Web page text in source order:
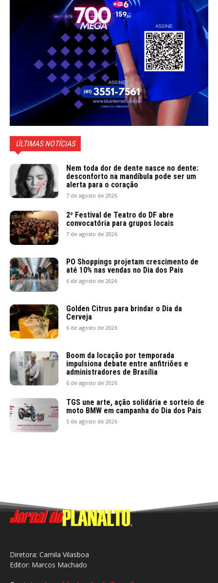
ÚLTIMAS NOTÍCIAS
Nem toda dor de dente nasce no dente:
desconforto na mandíbula pode ser um
alerta para o coração
7 de agosto de 2026
2º Festival de Teatro do DF abre
convocatória para grupos locais
7 de agosto de 2026
PO Shoppings projetam crescimento de
até 10% nas vendas no Dia dos Pais
6 de agosto de 2026
Golden Citrus para brindar o Dia da
Cerveja
6 de agosto de 2026
Boom da locação por temporada
impulsiona debate entre anfitriões e
administradores de Brasília
6 de agosto de 2026
TGS une arte, ação solidária e sorteio de
moto BMW em campanha do Dia dos Pais
5 de agosto de 2026
Diretora: Camila Vilasboa
Editor: Marcos Machado